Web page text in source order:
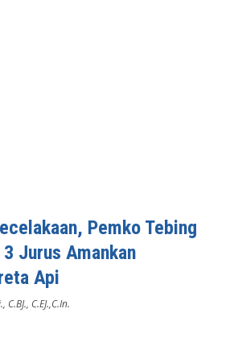
Pemko Tebing
Jurus Amankan
Api
C.EJ.,C.In.